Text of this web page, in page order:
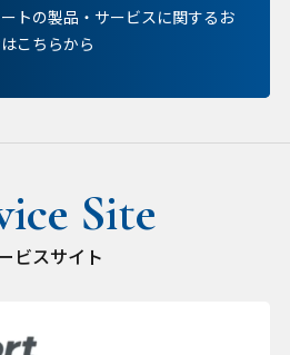
トの製品・サービスに関するお
こちらから
ビスサイト